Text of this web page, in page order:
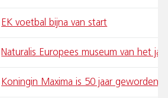
EK voetbal bijna van start
Naturalis Europees museum van het
Koningin Maxima is 50 jaar geworden.